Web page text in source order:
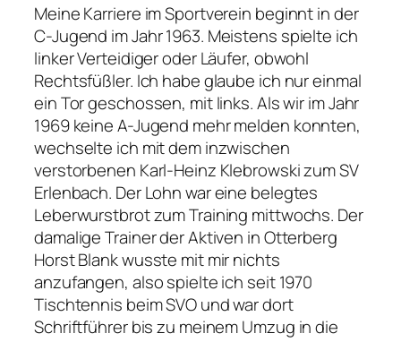
Meine Karriere im Sportverein beginnt in der
C-Jugend im Jahr 1963. Meistens spielte ich
linker Verteidiger oder Läufer, obwohl
Rechtsfüßler. Ich habe glaube ich nur einmal
ein Tor geschossen, mit links. Als wir im Jahr
1969 keine A-Jugend mehr melden konnten,
wechselte ich mit dem inzwischen
verstorbenen Karl-Heinz Klebrowski zum SV
Erlenbach. Der Lohn war eine belegtes
Leberwurstbrot zum Training mittwochs. Der
damalige Trainer der Aktiven in Otterberg
Horst Blank wusste mit mir nichts
anzufangen, also spielte ich seit 1970
Tischtennis beim SVO und war dort
Schriftführer bis zu meinem Umzug in die